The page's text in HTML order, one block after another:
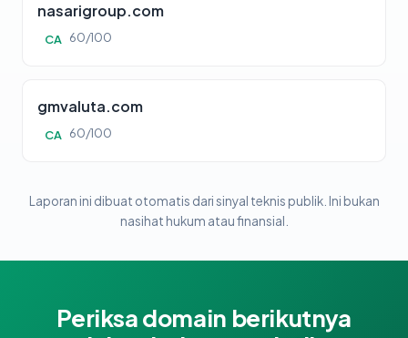
nasarigroup.com
CA 60/100
gmvaluta.com
CA 60/100
Laporan ini dibuat otomatis dari sinyal teknis publik. Ini bukan
nasihat hukum atau finansial.
Periksa domain berikutnya